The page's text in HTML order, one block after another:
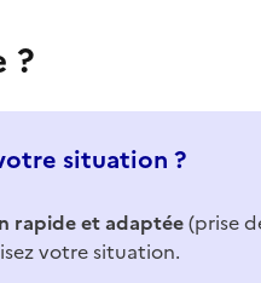
?
situation ?
rapide et adaptée(prise
votre situation.